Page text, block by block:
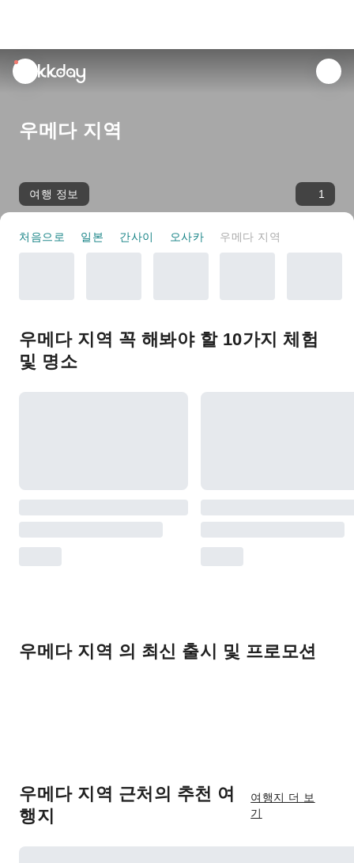
unread
notifications
우메다 지역
여행 정보 1
처음으로 일본 간사이 오사카 우메다 지역
우메다 지역 꼭 해봐야 할 10가지 체험
및 명소
우메다 지역 의 최신 출시 및 프로모션
우메다 지역 근처의 추천 여
행지
여행지 더 보
기